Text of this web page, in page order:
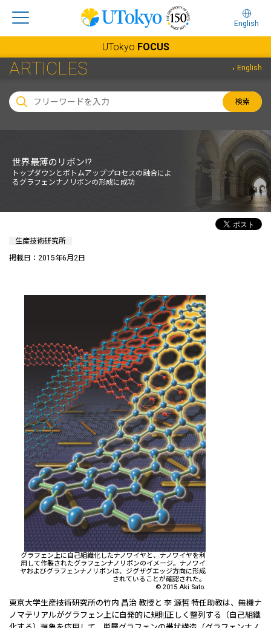
English
UTokyo FOCUS
ARTICLES English
検索
世界最薄のリボン!?
トップダウンとボトムアッププロセスの融合によ
るグラフェンナノリボンの形成に成功
生産技術研究所
掲載日：2015年6月2日
グラフェン上に自己組織化したナノワイヤと、ナノワイヤを利
用して作製されたグラフェンナノリボンのイメージ。ナノワイ
ヤおよびグラフェンナノリボンは、ジグザグエッジ方向に形成
されていることが確認された。
© 2015 Aki Sato.
東京大学生産技術研究所の竹内 昌治 教授と 李 源哲 特任助教は、無機ナ
ノマテリアルがグラフェン上に自発的に規則正しく整列する（自己組織